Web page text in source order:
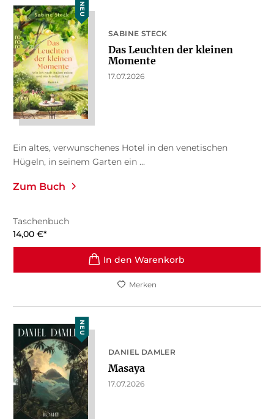
NEU
SABINE STECK
Das Leuchten der kleinen
Momente
17.07.2026
Ein altes, verwunschenes Hotel in den venetischen
Hügeln, in seinem Garten ein ...
Zum Buch
Taschenbuch
14,00 €*
In den Warenkorb
Merken
NEU
DANIEL DAMLER
Masaya
17.07.2026